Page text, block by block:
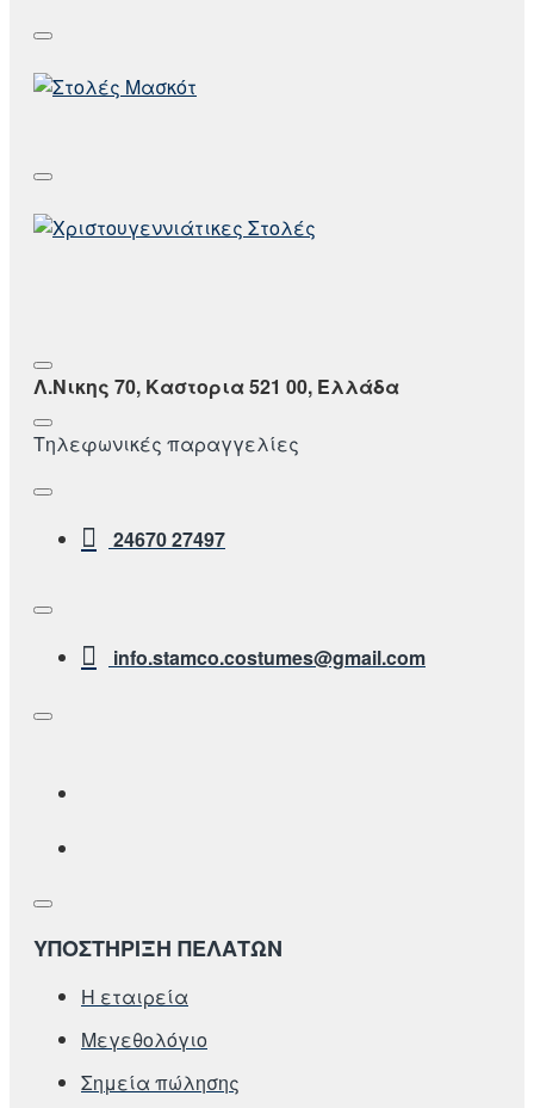
Λ.Νικης 70, Καστορια 521 00, Ελλάδα
Τηλεφωνικές παραγγελίες
24670 27497
info.stamco.costumes@gmail.com
ΥΠΟΣΤΗΡΙΞΗ ΠΕΛΑΤΩΝ
Η εταιρεία
Μεγεθολόγιο
Σημεία πώλησης